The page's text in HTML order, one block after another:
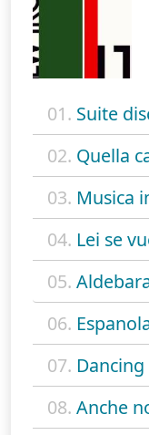
01. Suite
02. Quella
03. Musica
04. Lei se
05.
06.
07. Dancing
08. Anche